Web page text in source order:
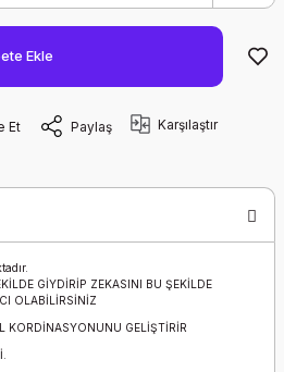
Ekle
Et Paylaş Karşılaştır
GİYDİRİP ZEKASINI BU ŞEKİLDE
OLABİLİRSİNİZ
KORDİNASYONUNU GELİŞTİRİR